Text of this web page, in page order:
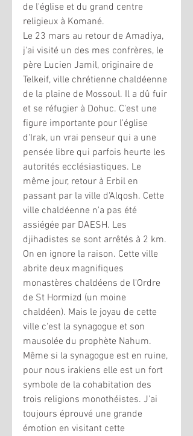
de l'église et du grand centre
religieux à Komané.
Le 23 mars au retour de Amadiya,
j'ai visité un des mes confrères, le
père Lucien Jamil, originaire de
Telkeif, ville chrétienne chaldéenne
de la plaine de Mossoul. Il a dû fuir
et se réfugier à Dohuc. C'est une
figure importante pour l'église
d'Irak, un vrai penseur qui a une
pensée libre qui parfois heurte les
autorités ecclésiastiques. Le
même jour, retour à Erbil en
passant par la ville d'Alqosh. Cette
ville chaldéenne n'a pas été
assiégée par DAESH. Les
djihadistes se sont arrêtés à 2 km.
On en ignore la raison. Cette ville
abrite deux magnifiques
monastères chaldéens de l'Ordre
de St Hormizd (un moine
chaldéen). Mais le joyau de cette
ville c'est la synagogue et son
mausolée du prophète Nahum.
Même si la synagogue est en ruine,
pour nous irakiens elle est un fort
symbole de la cohabitation des
trois religions monothéistes. J'ai
toujours éprouvé une grande
émotion en visitant cette